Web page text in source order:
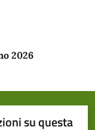
2026
su questa